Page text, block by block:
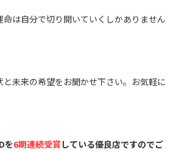
命は自分で切り開いていくしかありません
と未来の希望をお聞かせ下さい。お気軽に
を6期連続受賞 している優良店ですのでご